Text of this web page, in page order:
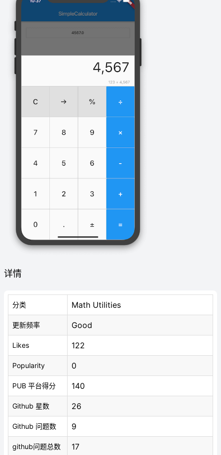
详情
分类 Math Utilities
更新频率 Good
Likes 122
Popularity 0
PUB 平台得分 140
Github 星数 26
Github 问题数 9
github问题总数 17